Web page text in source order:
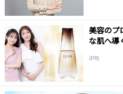
美容のプ
な肌へ導
(PR)